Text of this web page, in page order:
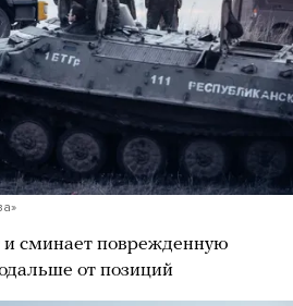
сминает поврежденную
от позиций